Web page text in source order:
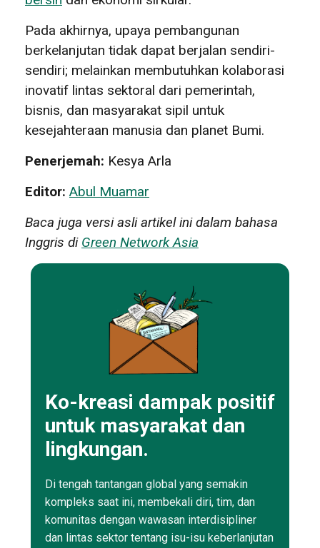
Pada akhirnya, upaya pembangunan
berkelanjutan tidak dapat berjalan sendiri-
sendiri; melainkan membutuhkan kolaborasi
inovatif lintas sektoral dari pemerintah,
bisnis, dan masyarakat sipil untuk
kesejahteraan manusia dan planet Bumi.
Penerjemah: Kesya Arla
Editor: Abul Muamar
Baca juga versi asli artikel ini dalam bahasa
Inggris di Green Network Asia
Ko-kreasi dampak positif
untuk masyarakat dan
lingkungan.
Di tengah tantangan global yang semakin
kompleks saat ini, membekali diri, tim, dan
komunitas dengan wawasan interdisipliner
dan lintas sektor tentang isu-isu keberlanjutan